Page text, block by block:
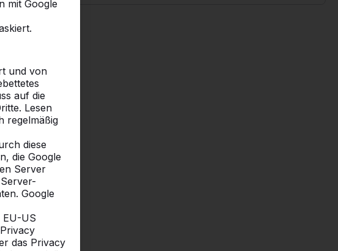
mit Google
und von
auf die
Lesen
regelmäßig
diese
die Google
Server
Google
EU-US
das Privacy
ist
für